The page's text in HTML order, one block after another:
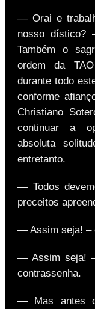
— Orai e
nosso dístico?
Também o
ordem da
durante todo
conforme
Christiano
continuar a
absoluta
entretanto.
— Todos
preceitos
— Assim seja! –
— Assim seja!
contrassenha.
— Mas antes